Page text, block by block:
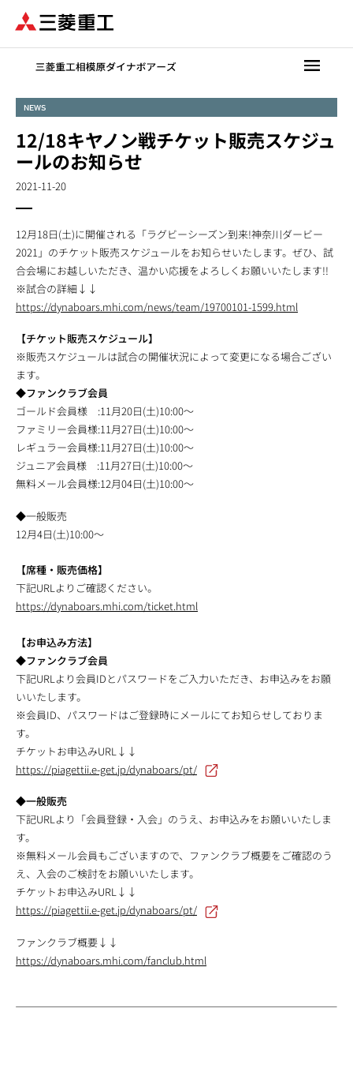
ン
NEWS
12/18キヤノン戦チケット販売スケジュ
ールのお知らせ
2021-11-20
12月18日(土)に開催される「ラグビーシーズン到来!神奈川ダービー
2021」のチケット販売スケジュールをお知らせいたします。ぜひ、試
合会場にお越しいただき、温かい応援をよろしくお願いいたします!!
※試合の詳細↓↓
https://dynaboars.mhi.com/news/team/19700101-1599.html
【チケット販売スケジュール】
※販売スケジュールは試合の開催状況によって変更になる場合ござい
ます。
◆ファンクラブ会員
ゴールド会員様 :11月20日(土)10:00～
ファミリー会員様:11月27日(土)10:00～
レギュラー会員様:11月27日(土)10:00～
ジュニア会員様 :11月27日(土)10:00～
無料メール会員様:12月04日(土)10:00～
◆一般販売
12月4日(土)10:00～
【席種・販売価格】
下記URLよりご確認ください。
https://dynaboars.mhi.com/ticket.html
【お申込み方法】
◆ファンクラブ会員
下記URLより会員IDとパスワードをご入力いただき、お申込みをお願
いいたします。
※会員ID、パスワードはご登録時にメールにてお知らせしておりま
す。
チケットお申込みURL↓↓
https://piagettii.e-get.jp/dynaboars/pt/
◆一般販売
下記URLより「会員登録・入会」のうえ、お申込みをお願いいたしま
す。
※無料メール会員もございますので、ファンクラブ概要をご確認のう
え、入会のご検討をお願いいたします。
チケットお申込みURL↓↓
https://piagettii.e-get.jp/dynaboars/pt/
ファンクラブ概要↓↓
https://dynaboars.mhi.com/fanclub.html